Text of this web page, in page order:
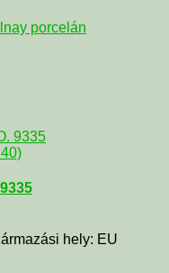
porcelán
hely: EU